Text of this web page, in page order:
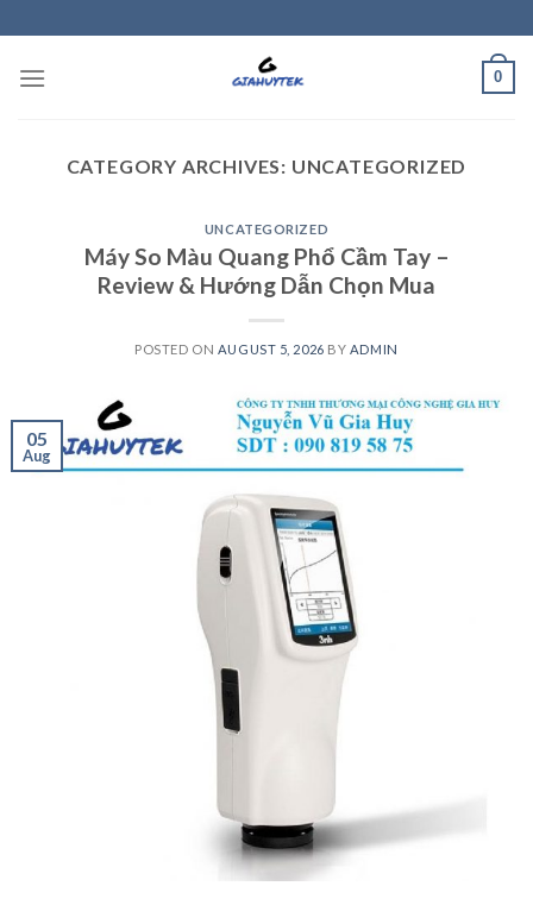
to
content
0
CATEGORY ARCHIVES: UNCATEGORIZED
UNCATEGORIZED
Máy So Màu Quang Phổ Cầm Tay –
Review & Hướng Dẫn Chọn Mua
POSTED ON AUGUST 5, 2026 BY ADMIN
05
Aug